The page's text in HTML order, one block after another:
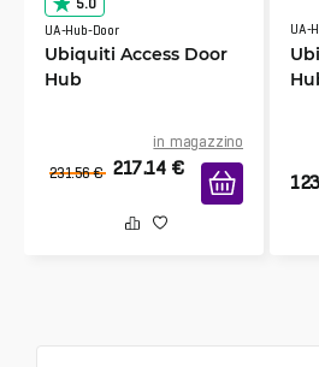
5.0
UA-Hub-Door
Ubiquiti Access Door
Hub
in magazzino
231.56 € 217.14 €
UA-